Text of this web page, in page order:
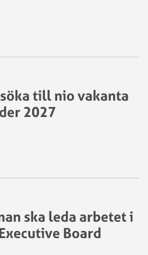
till nio vakanta
2027
ska leda arbetet i
Board